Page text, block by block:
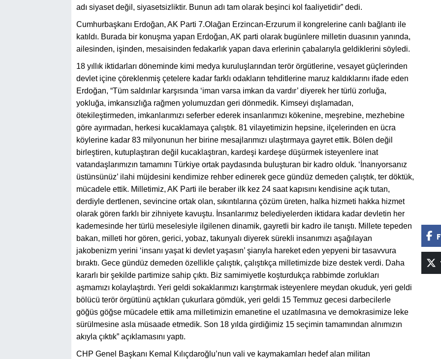
adı siyaset değil, siyasetsizliktir. Bunun adı tam olarak beşinci kol faaliyetidir” dedi.
Cumhurbaşkanı Erdoğan, AK Parti 7.Olağan Erzincan-Erzurum il kongrelerine canlı bağlantı ile
katıldı. Burada bir konuşma yapan Erdoğan, AK parti olarak bugünlere milletin duasının yanında,
ailesinden, işinden, mesaisinden fedakarlık yapan dava erlerinin çabalarıyla geldiklerini söyledi.
18 yıllık iktidarları döneminde kimi medya kuruluşlarından terör örgütlerine, vesayet güçlerinden
devlet içine çöreklenmiş çetelere kadar farklı odakların tehditlerine maruz kaldıklarını ifade eden
Erdoğan, “Tüm saldırılar karşısında ‘iman varsa imkan da vardır’ diyerek her türlü zorluğa,
yokluğa, imkansızlığa rağmen yolumuzdan geri dönmedik. Kimseyi dışlamadan,
ötekileştirmeden, imkanlarımızı seferber ederek insanlarımızı kökenine, meşrebine, mezhebine
göre ayırmadan, herkesi kucaklamaya çalıştık. 81 vilayetimizin hepsine, ilçelerinden en ücra
köylerine kadar 83 milyonunun her birine mesajlarımızı ulaştırmaya gayret ettik. Bölen değil
birleştiren, kutuplaştıran değil kucaklaştıran, kardeşi kardeşe düşürmek isteyenlere inat
vatandaşlarımızın tamamını Türkiye ortak paydasında buluşturan bir kadro olduk. ‘İnanıyorsanız
üstünsünüz’ ilahi müjdesini kendimize rehber edinerek gece gündüz demeden çalıştık, ter döktük,
mücadele ettik. Milletimiz, AK Parti ile beraber ilk kez 24 saat kapısını kendisine açık tutan,
derdiyle dertlenen, sevincine ortak olan, sıkıntılarına çözüm üreten, halka hizmeti hakka hizmet
olarak gören farklı bir zihniyete kavuştu. İnsanlarımız belediyelerden iktidara kadar devletin her
kademesinde her türlü meselesiyle ilgilenen dinamik, gayretli bir kadro ile tanıştı. Millete tepeden
bakan, milleti hor gören, gerici, yobaz, takunyalı diyerek sürekli insanımızı aşağılayan
jakobenizm yerini ‘insanı yaşat ki devlet yaşasın’ şiarıyla hareket eden yepyeni bir tasavvura
bıraktı. Gece gündüz demeden özellikle çalıştık, çalıştıkça milletimizde bize destek verdi. Daha
kararlı bir şekilde partimize sahip çıktı. Biz samimiyetle koşturdukça rabbimde zorlukları
aşmamızı kolaylaştırdı. Yeri geldi sokaklarımızı karıştırmak isteyenlere meydan okuduk, yeri geldi
bölücü terör örgütünü açtıkları çukurlara gömdük, yeri geldi 15 Temmuz gecesi darbecilerle
göğüs göğse mücadele ettik ama milletimizin emanetine el uzatılmasına ve demokrasimize leke
sürülmesine asla müsaade etmedik. Son 18 yılda girdiğimiz 15 seçimin tamamından alnımızın
akıyla çıktık” açıklamasını yaptı.
CHP Genel Başkanı Kemal Kılıçdaroğlu’nun vali ve kaymakamları hedef alan militan